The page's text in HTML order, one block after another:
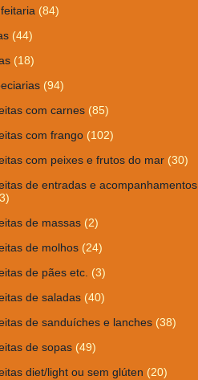
(84)
(44)
(18)
(94)
com carnes (85)
com frango (102)
com peixes e frutos do mar (30)
de entradas e acompanhamentos
de massas (2)
de molhos (24)
de pães etc. (3)
de saladas (40)
de sanduíches e lanches (38)
de sopas (49)
diet/light ou sem glúten (20)